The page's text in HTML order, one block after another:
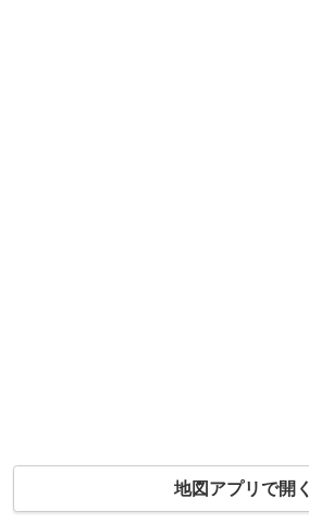
地図アプリで開く